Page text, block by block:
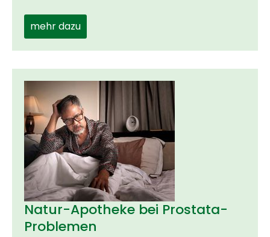
mehr dazu
Natur-Apotheke bei Prostata-
Problemen